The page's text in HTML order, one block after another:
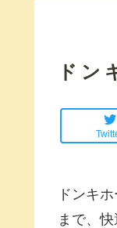
ドン
ドンキ
まで、